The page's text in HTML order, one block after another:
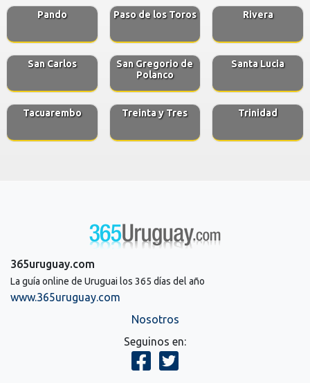
Pando Paso de los Toros Rivera
San Carlos
San Gregorio de
Polanco
Santa Lucia
Tacuarembo Treinta y Tres Trinidad
365uruguay.com
La guía online de Uruguai los 365 días del año
www.365uruguay.com
Nosotros
Seguinos en: